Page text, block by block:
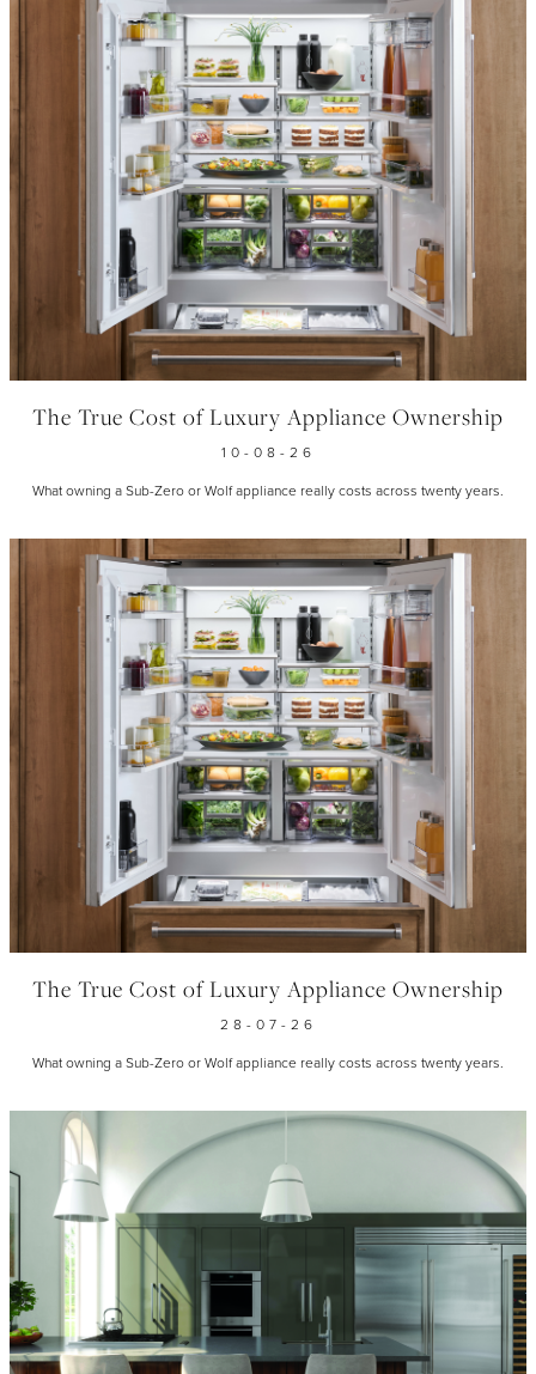
Inspiration et planification
Nouvelles
Recettes
Téléchargements
Événements Maîtrisez votre loup
Recettes
Mon compte
Hospitalité
Property Developers
Yachts
Portail des partenaires
Carrières
The True Cost of Luxury Appliance Ownership
10-08-26
What owning a Sub-Zero or Wolf appliance really costs across twenty years.
The True Cost of Luxury Appliance Ownership
28-07-26
What owning a Sub-Zero or Wolf appliance really costs across twenty years.